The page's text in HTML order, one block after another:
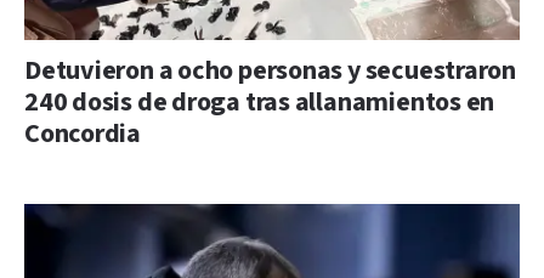
Detuvieron a ocho personas y secuestraron
240 dosis de droga tras allanamientos en
Concordia